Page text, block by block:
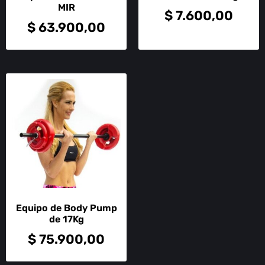
MIR
$63.900,00
$7.600,00
Equipo de Body Pump
de 17Kg
$75.900,00